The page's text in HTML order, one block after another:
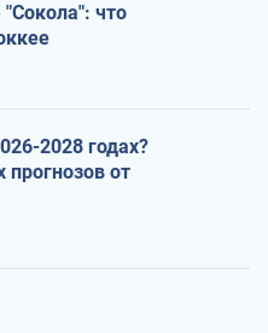
что
2028 годах?
от